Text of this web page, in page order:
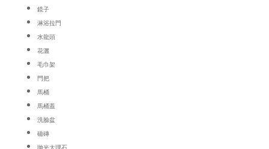
鏡子
淋浴拉門
水龍頭
花灑
毛巾架
門把
馬桶
馬桶蓋
洗臉盆
磁磚
拋光大理石